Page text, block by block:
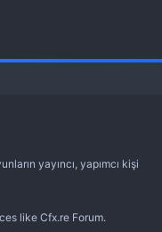
yayıncı, yapımcı kişi
like Cfx.re Forum.